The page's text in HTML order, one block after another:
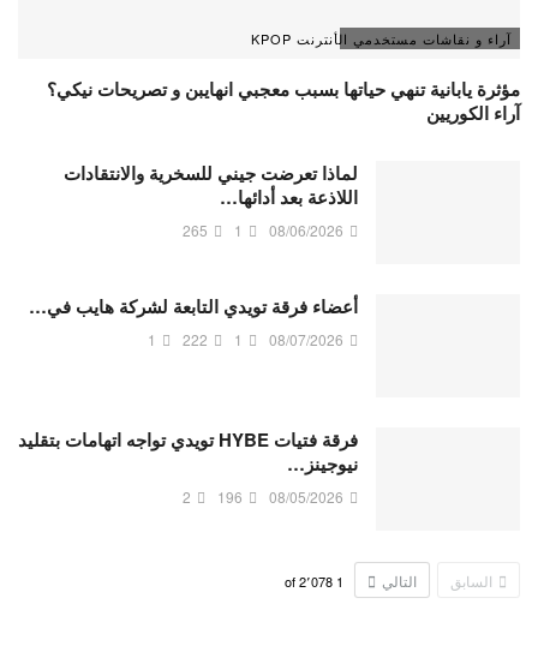
آراء و نقاشات مستخدمي الأنترنت KPOP
مؤثرة يابانية تنهي حياتها بسبب معجبي انهايبن و تصريحات نيكي؟
آراء الكوريين
لماذا تعرضت جيني للسخرية والانتقادات
اللاذعة بعد أدائها…
08/06/2026
1
265
أعضاء فرقة تويدي التابعة لشركة هايب في…
08/07/2026
1
222
1
فرقة فتيات HYBE تويدي تواجه اتهامات بتقليد
نيوجينز…
08/05/2026
196
2
السابق التالي 1 2٬078